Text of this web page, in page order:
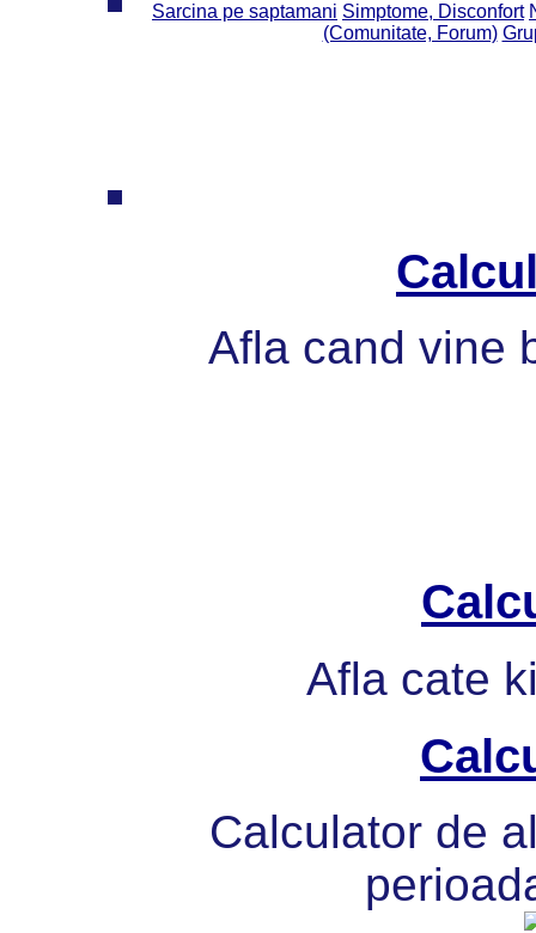
Sarcina pe saptamani Simptome, Disconfort
(Comunitate, Forum)
Afla cand vine
Afla cate
Calculator de